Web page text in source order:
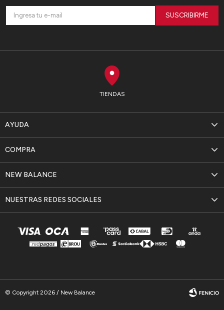
TIENDAS
AYUDA
NEW BALANCE
COMPRA
NUESTRAS REDES SOCIALES
SUSCRIBIRME
© Copyright 2026 / New Balance